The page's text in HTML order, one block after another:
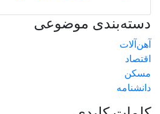
دسته‌بندی موضوعی
آهن‌آلات
اقتصاد
مسکن
دانشنامه